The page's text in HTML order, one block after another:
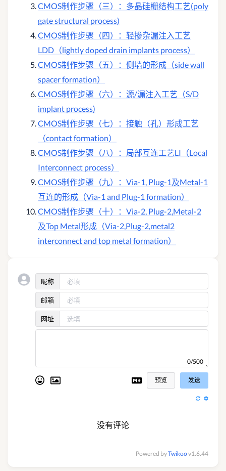
CMOS制作步骤（三）：多晶硅栅结构工艺(poly
gate structural process)
CMOS制作步骤（四）：轻掺杂漏注入工艺
LDD（lightly doped drain implants process）
CMOS制作步骤（五）：侧墙的形成（side wall
spacer formation）
CMOS制作步骤（六）：源/漏注入工艺（S/D
implant process)
CMOS制作步骤（七）：接触（孔）形成工艺
（contact formation）
CMOS制作步骤（八）：局部互连工艺LI（Local
Interconnect process）
CMOS制作步骤（九）：Via-1, Plug-1及Metal-1
互连的形成（Via-1 and Plug-1 formation）
CMOS制作步骤（十）：Via-2, Plug-2,Metal-2
及Top Metal形成（Via-2,Plug-2,metal2
interconnect and top metal formation）
昵称
邮箱
网址
0/500
预览 发送
没有评论
Powered byTwikoov1.6.44